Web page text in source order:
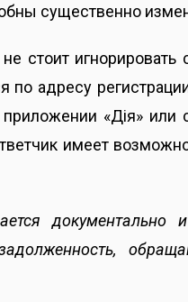
существенно
не стоит
по адресу
«Дія» или
имеет
документально